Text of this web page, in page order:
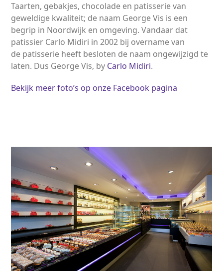
Taarten, gebakjes, chocolade en patisserie van
geweldige kwaliteit; de naam George Vis is een
begrip in Noordwijk en omgeving. Vandaar dat
patissier Carlo Midiri in 2002 bij overname van
de patisserie heeft besloten de naam ongewijzigd te
laten. Dus George Vis, by Carlo Midiri.
Bekijk meer foto’s op onze Facebook pagina